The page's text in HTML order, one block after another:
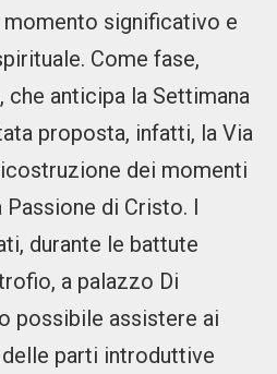
significativo e
Come fase,
che anticipa la Settimana
proposta, infatti, la Via
dei momenti
di Cristo. I
durante le battute
a palazzo Di
possibile assistere ai
parti introduttive